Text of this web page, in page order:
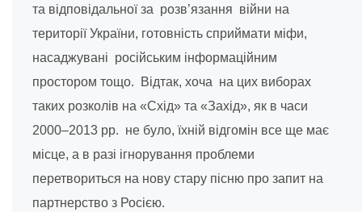
та відповідальної за розв’язання війни на
території України, готовність сприймати міфи,
насаджувані російським інформаційним
простором тощо. Відтак, хоча на цих виборах
таких розколів на «Схід» та «Захід», як в часи
2000–2013 рр. не було, їхній відгомін все ще має
місце, а в разі ігнорування проблеми
перетвориться на нову стару пісню про запит на
партнерство з Росією.